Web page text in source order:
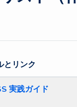
とリンク
実践ガイド